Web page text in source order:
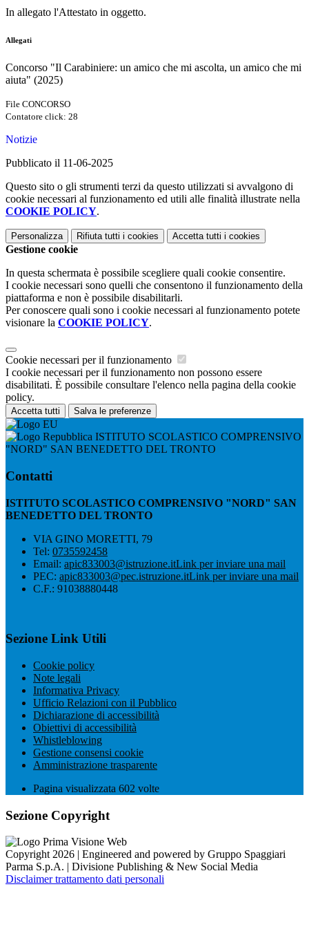
In allegato l'Attestato in oggetto.
Allegati
Concorso "Il Carabiniere: un amico che mi ascolta, un amico che mi
aiuta" (2025)
File CONCORSO
Contatore click: 28
Notizie
Pubblicato il 11-06-2025
Questo sito o gli strumenti terzi da questo utilizzati si avvalgono di
cookie necessari al funzionamento ed utili alle finalità illustrate nella
COOKIE POLICY.
Personalizza Rifiuta tutti i cookies Accetta tutti i cookies
Gestione cookie
In questa schermata è possibile scegliere quali cookie consentire.
I cookie necessari sono quelli che consentono il funzionamento della
piattaforma e non è possibile disabilitarli.
Per conoscere quali sono i cookie necessari al funzionamento potete
visionare la COOKIE POLICY.
Cookie necessari per il funzionamento
I cookie necessari per il funzionamento non possono essere
disabilitati. È possibile consultare l'elenco nella pagina della cookie
policy.
Accetta tutti Salva le preferenze
ISTITUTO SCOLASTICO COMPRENSIVO
"NORD" SAN BENEDETTO DEL TRONTO
Contatti
ISTITUTO SCOLASTICO COMPRENSIVO "NORD" SAN
BENEDETTO DEL TRONTO
VIA GINO MORETTI, 79
Tel: 0735592458
Email: apic833003@istruzione.itLink per inviare una mail
PEC: apic833003@pec.istruzione.itLink per inviare una mail
C.F.: 91038880448
Sezione Link Utili
Cookie policy
Note legali
Informativa Privacy
Ufficio Relazioni con il Pubblico
Dichiarazione di accessibilità
Obiettivi di accessibilità
Whistleblowing
Gestione consensi cookie
Amministrazione trasparente
Pagina visualizzata 602 volte
Sezione Copyright
Copyright 2026 | Engineered and powered by Gruppo Spaggiari
Parma S.p.A. | Divisione Publishing & New Social Media
Disclaimer trattamento dati personali